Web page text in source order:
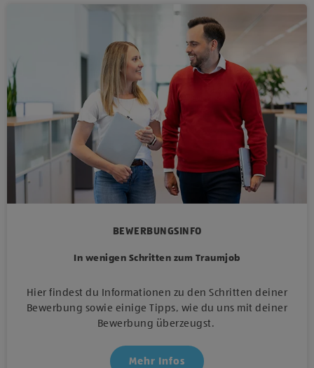
BEWERBUNGSINFO
In wenigen Schritten zum Traumjob
Hier findest du Informationen zu den Schritten deiner
Bewerbung sowie einige Tipps, wie du uns mit deiner
Bewerbung überzeugst.
Mehr Infos